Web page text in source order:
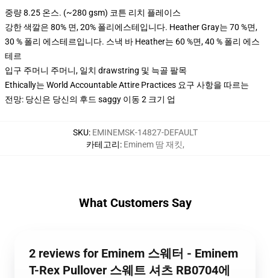
중량 8.25 온스. (~280 gsm) 코튼 리치 플레이스
강한 색깔은 80% 면, 20% 폴리에스테입니다. Heather Gray는 70 %면,
30 % 폴리 에스테르입니다. 스낵 바 Heather는 60 %면, 40 % 폴리 에스
테르
입구 주머니 주머니, 일치 drawstring 및 늑골 팔목
Ethically는 World Accountable Attire Practices 요구 사항을 따르는
전망: 당신은 당신의 후드 saggy 이동 2 크기 업
SKU: EMINEMSK-14827-DEFAULT
카테고리: Eminem 땀 재킷,
What Customers Say
2 reviews for Eminem 스웨터 - Eminem
T-Rex Pullover 스웨트 셔츠 RB0704에